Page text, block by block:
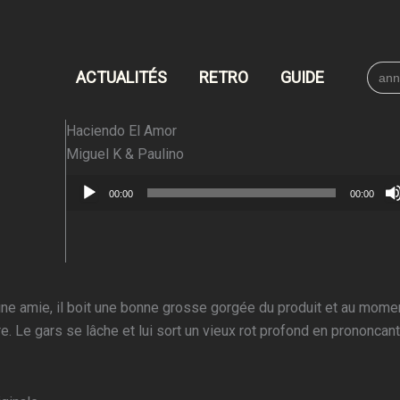
ACTUALITÉS RETRO GUIDE
for:
Haciendo El Amor
Miguel K & Paulino
Lecteur 00:00 00:00
amie, il boit une bonne grosse gorgée du produit et au
Le gars se lâche et lui sort un vieux rot profond en prononcant